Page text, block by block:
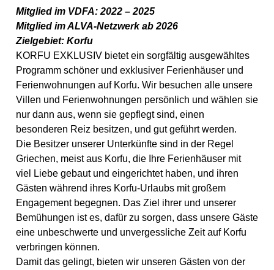
ALVA Campus
Termine
Jetzt Netzwerk beitreten
Mitglied im VDFA: 2022 – 2025
Mitglied im ALVA-Netzwerk ab 2026
Zielgebiet: Korfu
KORFU EXKLUSIV bietet ein sorgfältig ausgewähltes
Programm schöner und exklusiver Ferienhäuser und
Ferienwohnungen auf Korfu. Wir besuchen alle unsere
Villen und Ferienwohnungen persönlich und wählen sie
nur dann aus, wenn sie gepflegt sind, einen
besonderen Reiz besitzen, und gut geführt werden.
Die Besitzer unserer Unterkünfte sind in der Regel
Griechen, meist aus Korfu, die Ihre Ferienhäuser mit
viel Liebe gebaut und eingerichtet haben, und ihren
Gästen während ihres Korfu-Urlaubs mit großem
Engagement begegnen. Das Ziel ihrer und unserer
Bemühungen ist es, dafür zu sorgen, dass unsere Gäste
eine unbeschwerte und unvergessliche Zeit auf Korfu
verbringen können.
Damit das gelingt, bieten wir unseren Gästen von der